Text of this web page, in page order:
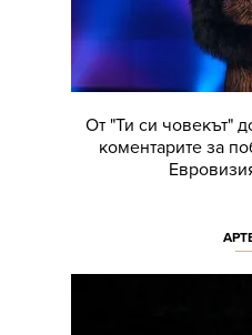
От "Ти си човекът"
коментарите за